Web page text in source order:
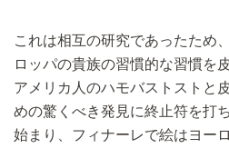
これは相互の研究であったため
ロッパの貴族の習慣的な習慣を
アメリカ人のハモバストストと
めの驚くべき発見に終止符を打
始まり、フィナーレで絵はヨー